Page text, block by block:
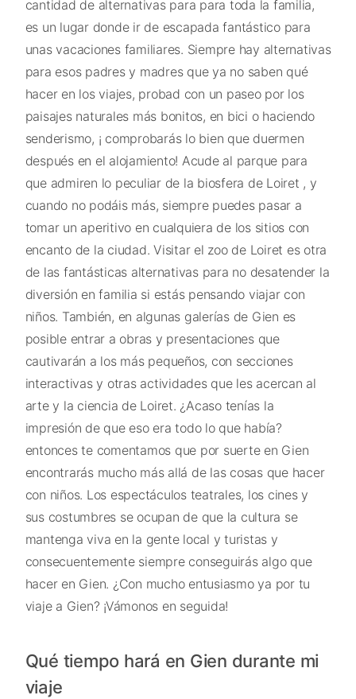
cantidad de alternativas para para toda la familia,
es un lugar donde ir de escapada fantástico para
unas vacaciones familiares. Siempre hay alternativas
para esos padres y madres que ya no saben qué
hacer en los viajes, probad con un paseo por los
paisajes naturales más bonitos, en bici o haciendo
senderismo, ¡ comprobarás lo bien que duermen
después en el alojamiento! Acude al parque para
que admiren lo peculiar de la biosfera de Loiret , y
cuando no podáis más, siempre puedes pasar a
tomar un aperitivo en cualquiera de los sitios con
encanto de la ciudad. Visitar el zoo de Loiret es otra
de las fantásticas alternativas para no desatender la
diversión en familia si estás pensando viajar con
niños. También, en algunas galerías de Gien es
posible entrar a obras y presentaciones que
cautivarán a los más pequeños, con secciones
interactivas y otras actividades que les acercan al
arte y la ciencia de Loiret. ¿Acaso tenías la
impresión de que eso era todo lo que había?
entonces te comentamos que por suerte en Gien
encontrarás mucho más allá de las cosas que hacer
con niños. Los espectáculos teatrales, los cines y
sus costumbres se ocupan de que la cultura se
mantenga viva en la gente local y turistas y
consecuentemente siempre conseguirás algo que
hacer en Gien. ¿Con mucho entusiasmo ya por tu
viaje a Gien? ¡Vámonos en seguida!
Qué tiempo hará en Gien durante mi
viaje